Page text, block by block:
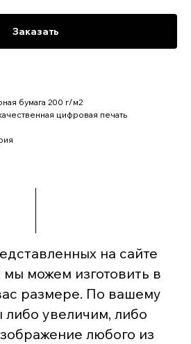
Заказать
бумага 200 г/м2
цифровая печать
на сайте
можем изготовить в
размере. По вашему
либо увеличим, либо
любого из